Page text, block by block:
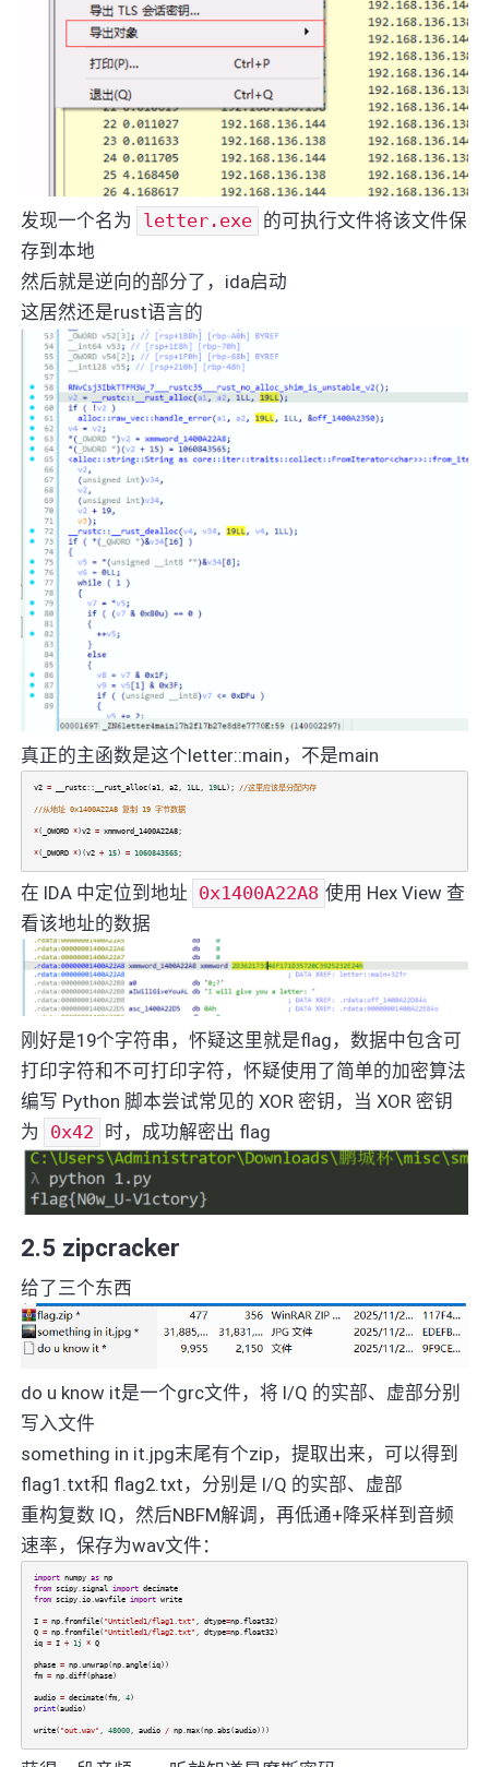
发现一个名为 letter.exe 的可执行文件将该文件保
存到本地
然后就是逆向的部分了，ida启动
这居然还是rust语言的
真正的主函数是这个letter::main，不是main
v2 = __rustc:: __rust_alloc(a1, a2, 1LL, 19LL); //这里应该是分配内存
//从地址 0x1400A22A8 复制 19 字节数据
*( _OWORD *)v2 = xmmword_1400A22A8;
*( _DWORD *)(v2 + 15) = 1060843565;
在 IDA 中定位到地址 0x1400A22A8 使用 Hex View 查
看该地址的数据
刚好是19个字符串，怀疑这里就是flag，数据中包含可
打印字符和不可打印字符，怀疑使用了简单的加密算法
编写 Python 脚本尝试常见的 XOR 密钥，当 XOR 密钥
为
0x42 时，成功解密出 flag
2.5 zipcracker
给了三个东西
do u know it是一个grc文件，将 I/Q 的实部、虚部分别
写入文件
something in it.jpg末尾有个zip，提取出来，可以得到
flag1.txt和 flag2.txt，分别是 I/Q 的实部、虚部
重构复数 IQ，然后NBFM解调，再低通+降采样到音频
速率，保存为wav文件：
import numpy as np
from scipy.signal import decimate
from scipy.io.wavfile import write
I = np.fromfile( "Untitled1/flag1.txt" , dtype=np.float32)
Q = np.fromfile( "Untitled1/flag2.txt" , dtype=np.float32)
iq = I + 1j * Q
phase = np.unwrap(np.angle(iq))
fm = np.diff(phase)
audio = decimate(fm, 4)
print(audio)
write( "out.wav" , 48000, audio / np.max(np.abs(audio)))